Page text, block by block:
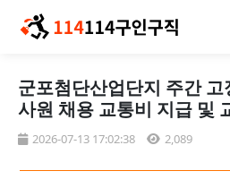
군포첨단산업단지 주간 고
사원 채용 교통비 지급 및
2026-07-13 17:02:38 2,089